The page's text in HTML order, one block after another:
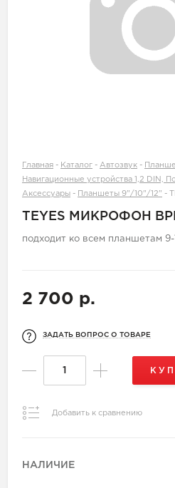
Главная - Каталог - Автозвук -
Навигационные устройства 1,2 DIN,
Аксессуары - Планшеты 9"/10"/12" -
TEYES МИКРОФОН
подходит ко всем планшетам
2 700 р.
ЗАДАТЬ ВОПРОС О ТОВАРЕ
Добавить к сравнению
НАЛИЧИЕ